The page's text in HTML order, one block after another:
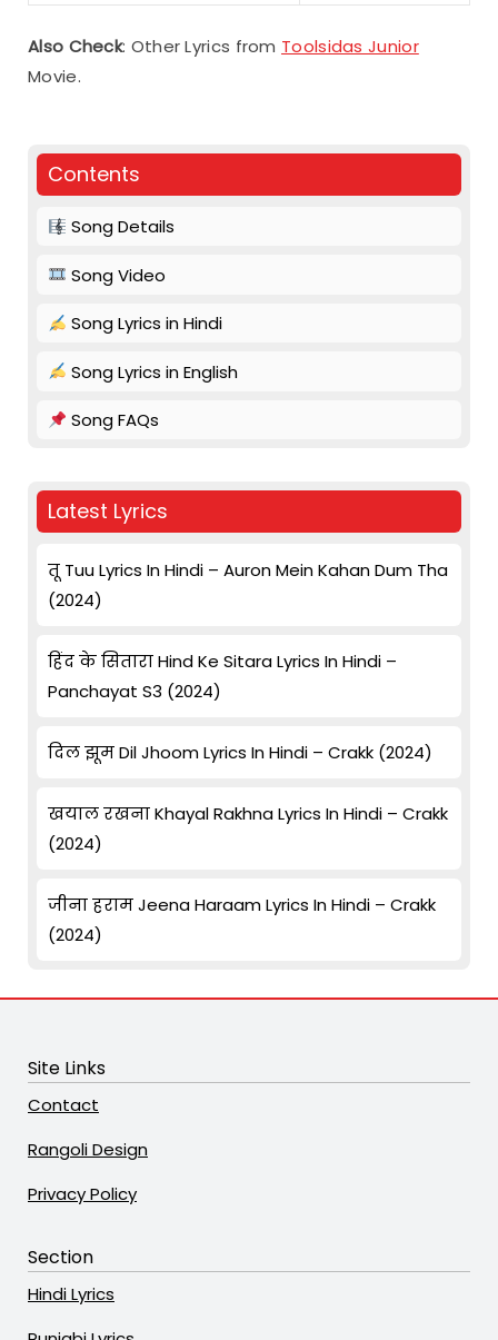
Also Check: Other Lyrics from Toolsidas Junior
Movie.
Contents
Song Details
Song Video
Song Lyrics in Hindi
Song Lyrics in English
Song FAQs
Latest Lyrics
तू Tuu Lyrics In Hindi – Auron Mein Kahan Dum Tha
(2024)
हिंद के सितारा Hind Ke Sitara Lyrics In Hindi –
Panchayat S3 (2024)
दिल झूम Dil Jhoom Lyrics In Hindi – Crakk (2024)
खयाल रखना Khayal Rakhna Lyrics In Hindi – Crakk
(2024)
जीना हराम Jeena Haraam Lyrics In Hindi – Crakk
(2024)
Site Links
Contact
Rangoli Design
Privacy Policy
Section
Hindi Lyrics